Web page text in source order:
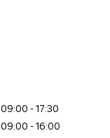
09:00 - 17:30
09:00 - 16:00